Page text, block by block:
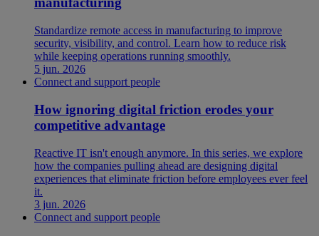
Standardize remote access in manufacturing to improve
security, visibility, and control. Learn how to reduce risk
while keeping operations running smoothly.
5 jun. 2026
Connect and support people
How ignoring digital friction erodes your
competitive advantage
Reactive IT isn't enough anymore. In this series, we explore
how the companies pulling ahead are designing digital
experiences that eliminate friction before employees ever feel
it.
3 jun. 2026
Connect and support people